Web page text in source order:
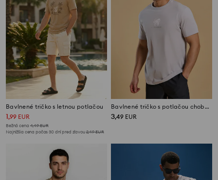
Bavlnené tričko s letnou potlačou
1,99 EUR
Bežná cena 4,49EUR
Najnižšia cena počas 30 dní pred zľavou2,49EUR
Bavlnené tričko s potlačou chobotnice
3,49 EUR